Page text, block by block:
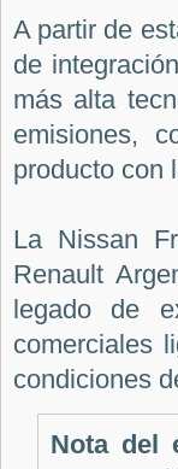
A partir de
de
más alta
emisiones,
producto con
La Nissan
Renault
legado de
comerciales
condiciones
Nota del